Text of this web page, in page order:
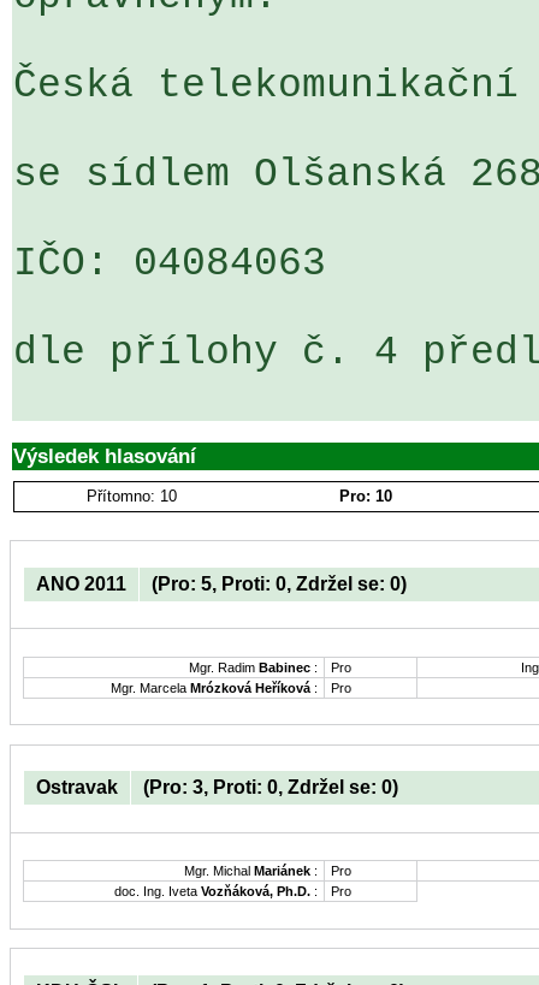
Česká
se sídlem Olšanská
IČO: 04084063
dle přílohy č. 4
Výsledek hlasování
Přítomno: 10 Pro: 10
ANO 2011 (Pro: 5, Proti: 0, Zdržel se: 0)
Mgr. Radim Babinec : Pro
Mgr. Marcela Mrózková Heříková : Pro
Ostravak (Pro: 3, Proti: 0, Zdržel se: 0)
Mgr. Michal Mariánek :
Pro
doc. Ing. Iveta Vozňáková, Ph.D. : Pro